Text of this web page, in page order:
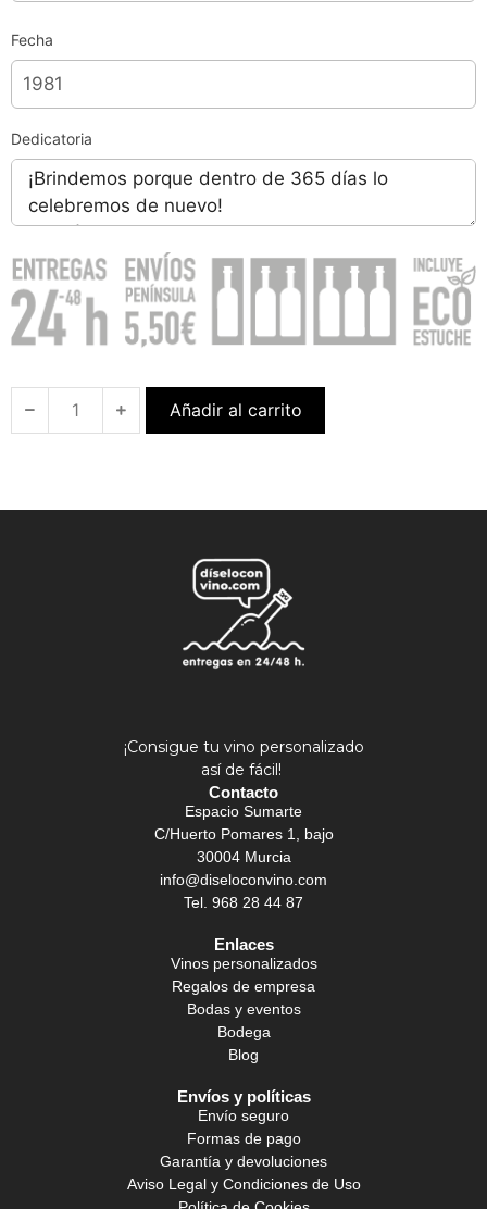
Fecha
Dedicatoria
Añadir al carrito
¡Consigue tu vino personalizado
así de fácil!
Contacto
Espacio Sumarte
C/Huerto Pomares 1, bajo
30004 Murcia
info@diseloconvino.com
Tel. 968 28 44 87
Enlaces
Vinos personalizados
Regalos de empresa
Bodas y eventos
Bodega
Blog
Envíos y políticas
Envío seguro
Formas de pago
Garantía y devoluciones
Aviso Legal y Condiciones de Uso